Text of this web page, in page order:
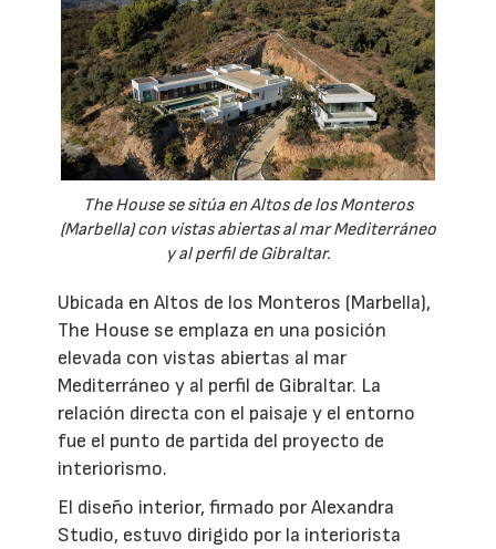
The House se sitúa en Altos de los Monteros
(Marbella) con vistas abiertas al mar Mediterráneo
y al perfil de Gibraltar.
Ubicada en Altos de los Monteros (Marbella),
The House se emplaza en una posición
elevada con vistas abiertas al mar
Mediterráneo y al perfil de Gibraltar. La
relación directa con el paisaje y el entorno
fue el punto de partida del proyecto de
interiorismo.
El diseño interior, firmado por Alexandra
Studio, estuvo dirigido por la interiorista